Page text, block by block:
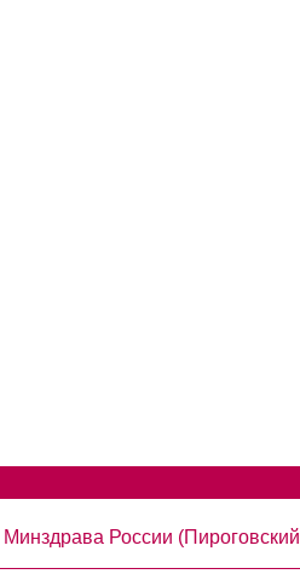
России (Пироговский